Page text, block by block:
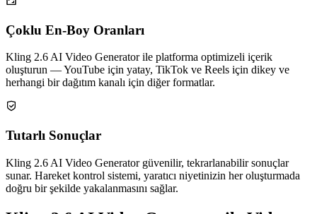
Çoklu En-Boy Oranları
Kling 2.6 AI Video Generator ile platforma optimizeli içerik
oluşturun — YouTube için yatay, TikTok ve Reels için dikey ve
herhangi bir dağıtım kanalı için diğer formatlar.
Tutarlı Sonuçlar
Kling 2.6 AI Video Generator güvenilir, tekrarlanabilir sonuçlar
sunar. Hareket kontrol sistemi, yaratıcı niyetinizin her oluşturmada
doğru bir şekilde yakalanmasını sağlar.